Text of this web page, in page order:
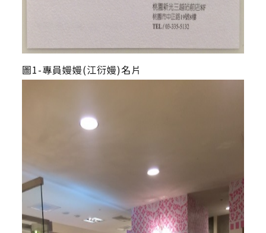
圖1-專員嫚嫚(江衍嫚)名片